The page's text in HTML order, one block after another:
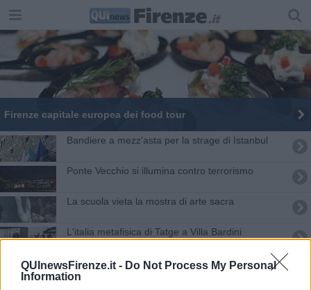
QUInewsFirenze.it - Do Not Process My Personal
Information
Firenze capitale europea dei food tour
Bandiere a mezz'asta per la strage di Istanbul
​Ponte Vecchio si illumina contro terrorismo
La scuola vieta la mostra di arte sacra
L'italia metafisica di Tatge a Villa Bardini
Ispirazione turca per il nuovo Franchi